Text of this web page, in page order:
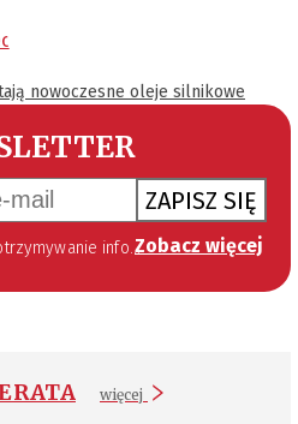
nowoczesne oleje silnikowe
ZAPISZ SIĘ
roku o świadczeniu usług drogą elektroniczną (Dz. U. 144 z 2002 r. poz. 1204). Zgoda jest dobrowolna, jednak jej wyrażenie jest konieczne, aby otrzymywać newsletter. Zobacz więcej
więcej